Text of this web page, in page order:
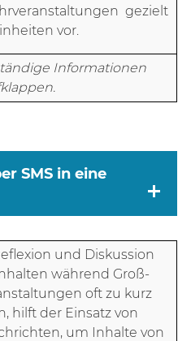
gezielt
vor.
Informationen
SMS in eine
und Diskussion
während Groß-
oft zu kurz
hilft der Einsatz von
um Inhalte von